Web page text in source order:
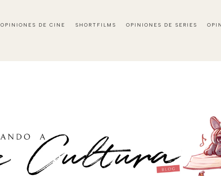
OPINIONES DE CINE SHORTFILMS OPINIONES DE SERIES